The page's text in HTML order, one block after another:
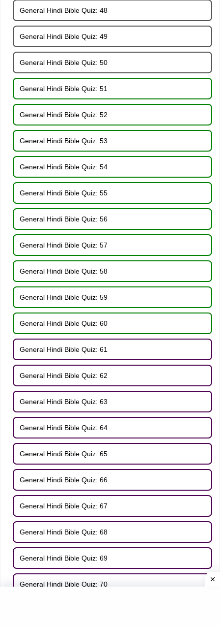
General Hindi Bible Quiz: 48
General Hindi Bible Quiz: 49
General Hindi Bible Quiz: 50
General Hindi Bible Quiz: 51
General Hindi Bible Quiz: 52
General Hindi Bible Quiz: 53
General Hindi Bible Quiz: 54
General Hindi Bible Quiz: 55
General Hindi Bible Quiz: 56
General Hindi Bible Quiz: 57
General Hindi Bible Quiz: 58
General Hindi Bible Quiz: 59
General Hindi Bible Quiz: 60
General Hindi Bible Quiz: 61
General Hindi Bible Quiz: 62
General Hindi Bible Quiz: 63
General Hindi Bible Quiz: 64
General Hindi Bible Quiz: 65
General Hindi Bible Quiz: 66
General Hindi Bible Quiz: 67
General Hindi Bible Quiz: 68
General Hindi Bible Quiz: 69
General Hindi Bible Quiz: 70